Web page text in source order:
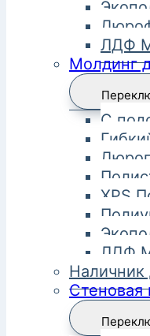
ЛДФ
Молдинг
С
XPS
ЛДФ
Наличник
Стеновая